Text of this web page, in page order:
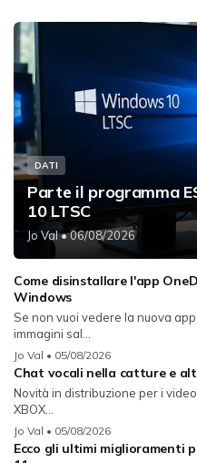
DATI
Parte il programma
10 LTSC
Jo Val• 06/08/2026
Come disinstallare l'app
Windows
Se non vuoi vedere la nuova
immagini sal...
Jo Val • 05/08/2026
Chat vocali nella catture e
Novità in distribuzione per i
XBOX...
Jo Val • 05/08/2026
Ecco gli ultimi miglioramenti